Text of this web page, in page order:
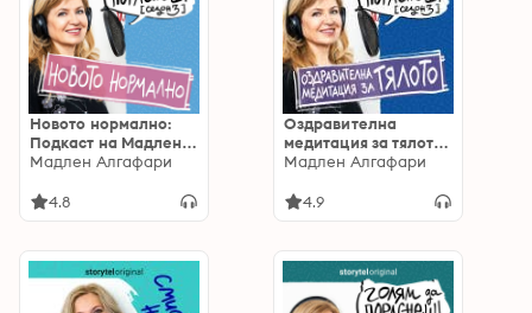
Новото нормално:
Подкаст на Мадлен
Алгафари S03E03
Мадлен Алгафари
4.8
Оздравителна
медитация за тялото:
Подкаст на Мадлен
Мадлен Алгафари
4.9